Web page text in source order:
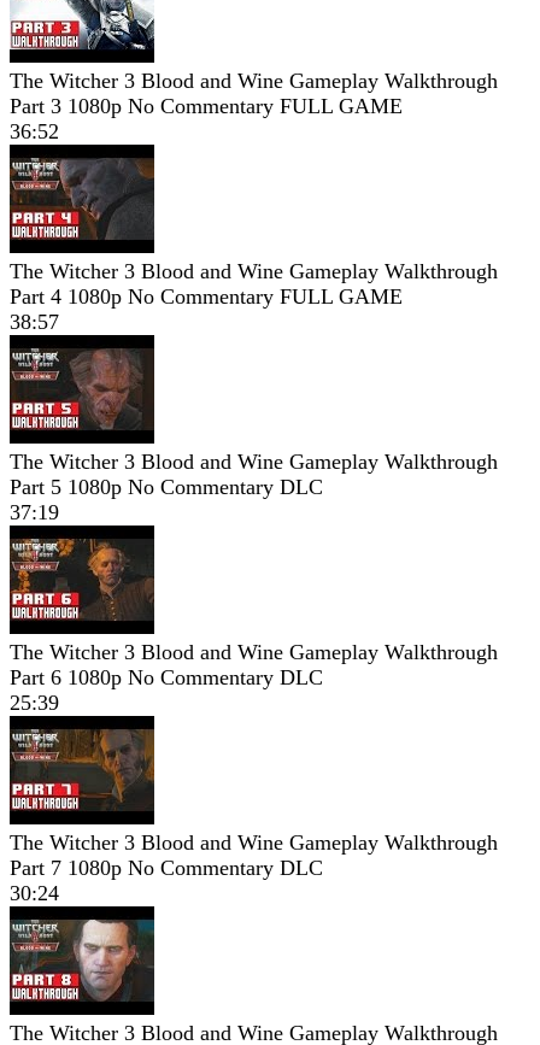
The Witcher 3 Blood and Wine Gameplay Walkthrough
Part 3 1080p No Commentary FULL GAME
36:52
The Witcher 3 Blood and Wine Gameplay Walkthrough
Part 4 1080p No Commentary FULL GAME
38:57
The Witcher 3 Blood and Wine Gameplay Walkthrough
Part 5 1080p No Commentary DLC
37:19
The Witcher 3 Blood and Wine Gameplay Walkthrough
Part 6 1080p No Commentary DLC
25:39
The Witcher 3 Blood and Wine Gameplay Walkthrough
Part 7 1080p No Commentary DLC
30:24
The Witcher 3 Blood and Wine Gameplay Walkthrough